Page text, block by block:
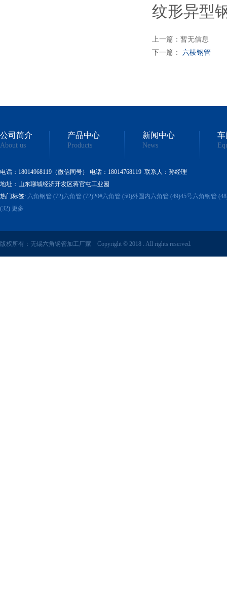
纹形异型
上一篇：暂无信息
下一篇： 六棱钢管
公司简介
About us
产品中心
Products
新闻中心
News
车
电话：18014968119 （微信同号） 电话 ：18014768119 联系人：孙经理
地址：山东聊城经济开发区蒋官屯工业园
热门标签: 六角钢管 (72)六角管 (72)20#六角管 (50)外圆内六角管 (49)45号六角钢管
(32) 更多
版权所有：无锡六角钢管加工厂家 Copyright © 2018 . All rights reserved.